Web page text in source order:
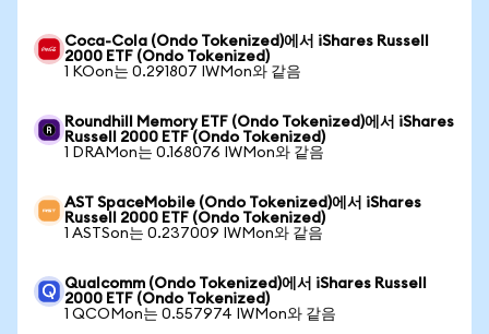
Coca-Cola (Ondo Tokenized)에서 iShares Russell
2000 ETF (Ondo Tokenized)
1 KOon는 0.291807 IWMon와 같음
Roundhill Memory ETF (Ondo Tokenized)에서 iShares
Russell 2000 ETF (Ondo Tokenized)
1 DRAMon는 0.168076 IWMon와 같음
AST SpaceMobile (Ondo Tokenized)에서 iShares
Russell 2000 ETF (Ondo Tokenized)
1 ASTSon는 0.237009 IWMon와 같음
Qualcomm (Ondo Tokenized)에서 iShares Russell
2000 ETF (Ondo Tokenized)
1 QCOMon는 0.557974 IWMon와 같음